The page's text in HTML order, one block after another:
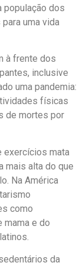
população dos
uma vida
à frente dos
inclusive
uma pandemia:
físicas
de mortes por
exercícios mata
mais alta do que
Na América
como
mama e do
da